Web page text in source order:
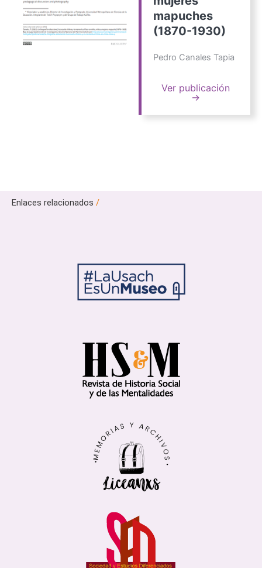
mapuches
(1870-1930)
Pedro Canales Tapia
Ver publicación
→
Enlaces relacionados /